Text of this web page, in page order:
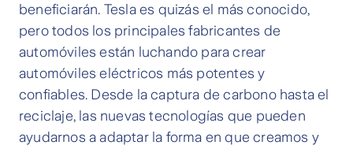
beneficiarán. Tesla es quizás el más conocido,
pero todos los principales fabricantes de
automóviles están luchando para crear
automóviles eléctricos más potentes y
confiables. Desde la captura de carbono hasta el
reciclaje, las nuevas tecnologías que pueden
ayudarnos a adaptar la forma en que creamos y